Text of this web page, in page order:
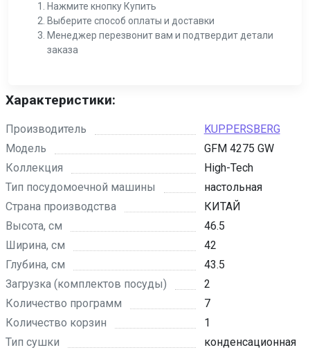
Нажмите кнопку Купить
Выберите способ оплаты и доставки
Менеджер перезвонит вам и подтвердит детали
заказа
Характеристики:
Производитель
KUPPERSBERG
Модель
GFM 4275 GW
Коллекция
High-Tech
Тип посудомоечной машины
настольная
Страна производства
КИТАЙ
Высота, см
46.5
Ширина, см
42
Глубина, см
43.5
Загрузка (комплектов посуды)
2
Количество программ
7
Количество корзин
1
Тип сушки
конденсационная